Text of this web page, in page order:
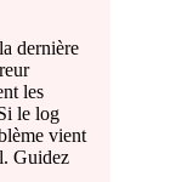
dernière
les
le log
vient
Guidez